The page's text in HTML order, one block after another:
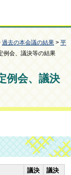
過去の本会議の結果 > 平
会、議決等の結果
例会、議決
議決
議決